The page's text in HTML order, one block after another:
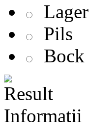
Lager
Pils
Bock
Informatii